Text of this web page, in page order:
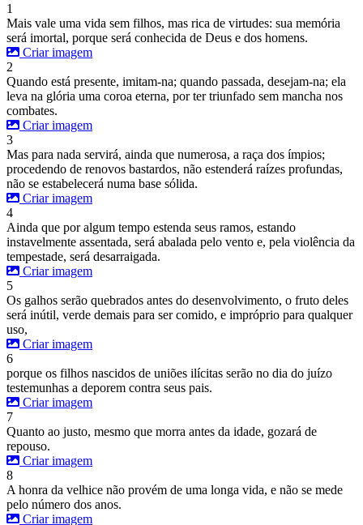
1
Mais vale uma vida sem filhos, mas rica de virtudes: sua memória
será imortal, porque será conhecida de Deus e dos homens.
Criar imagem
2
Quando está presente, imitam-na; quando passada, desejam-na; ela
leva na glória uma coroa eterna, por ter triunfado sem mancha nos
combates.
Criar imagem
3
Mas para nada servirá, ainda que numerosa, a raça dos ímpios;
procedendo de renovos bastardos, não estenderá raízes profundas,
não se estabelecerá numa base sólida.
Criar imagem
4
Ainda que por algum tempo estenda seus ramos, estando
instavelmente assentada, será abalada pelo vento e, pela violência da
tempestade, será desarraigada.
Criar imagem
5
Os galhos serão quebrados antes do desenvolvimento, o fruto deles
será inútil, verde demais para ser comido, e impróprio para qualquer
uso,
Criar imagem
6
porque os filhos nascidos de uniões ilícitas serão no dia do juízo
testemunhas a deporem contra seus pais.
Criar imagem
7
Quanto ao justo, mesmo que morra antes da idade, gozará de
repouso.
Criar imagem
8
A honra da velhice não provém de uma longa vida, e não se mede
pelo número dos anos.
Criar imagem